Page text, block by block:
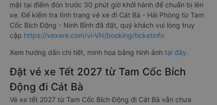
mặt tại điểm đón trước 30 phút giờ khởi hành để chuẩn bị lên
xe. Để kiểm tra tình trạng vé xe đi Cát Bà - Hải Phòng từ Tam
Cốc Bích Động - Ninh Bình đã đặt, quý khách vui lòng truy
cập https://vexere.com/vi-VN/booking/ticketinfo
Xem hướng dẫn chi tiết, minh họa bằng hình ảnh tại đây.
Đặt vé xe Tết 2027 từ Tam Cốc Bích
Động đi Cát Bà
Vé xe tết 2027 từ Tam Cốc Bích Động đi Cát Bà vẫn chưa